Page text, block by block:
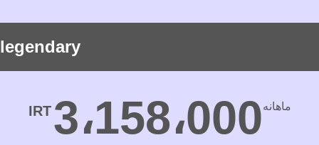
legendary
IRT 3،158،000ماهانه